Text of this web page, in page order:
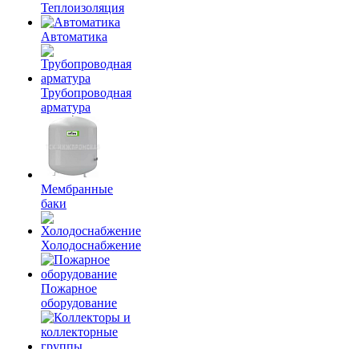
Теплоизоляция
Автоматика
Трубопроводная
арматура
Мембранные
баки
Холодоснабжение
Пожарное
оборудование